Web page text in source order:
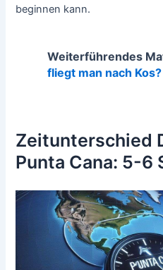
beginnen kann.
Weiterführendes
fliegt man nach Kos?
Zeitunterschied
Punta Cana: 5-6